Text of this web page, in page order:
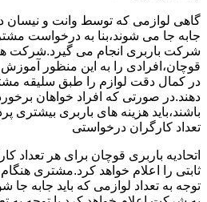
گاهی لوازمی که توسط وانت و نیسان
جابه جا می شوند،بنا به درخواست
شرکت باربری انجام می گیرد.شرکت
قوچان،افرادی را به این منظور
در کمال دقت لوازم را طبق سلیقه
دهند.در صورتی که افراد خواهان
باشند،باید هزینه های باربری بیشتری
تعداد کارگران درخواستی
اتحادیه باربری قوچان برای هر تعداد
ثابتی را اعلام خواهد کرد.مشتری
توجه به تعداد لوازمی که باید جابه جا